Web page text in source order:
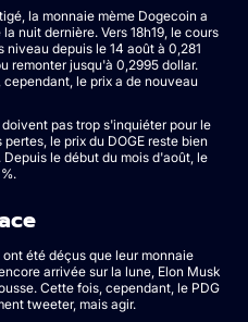
la monnaie mème Dogecoin a
nuit dernière. Vers 18h19, le cours
niveau depuis le 14 août à 0,281
remonter jusqu'à 0,2995 dollar.
le prix a de nouveau
pas trop s'inquiéter pour le
le prix du DOGE reste bien
le début du mois d'août, le
été déçus que leur monnaie
arrivée sur la lune, Elon Musk
Cette fois, cependant, le PDG
tweeter, mais agir.